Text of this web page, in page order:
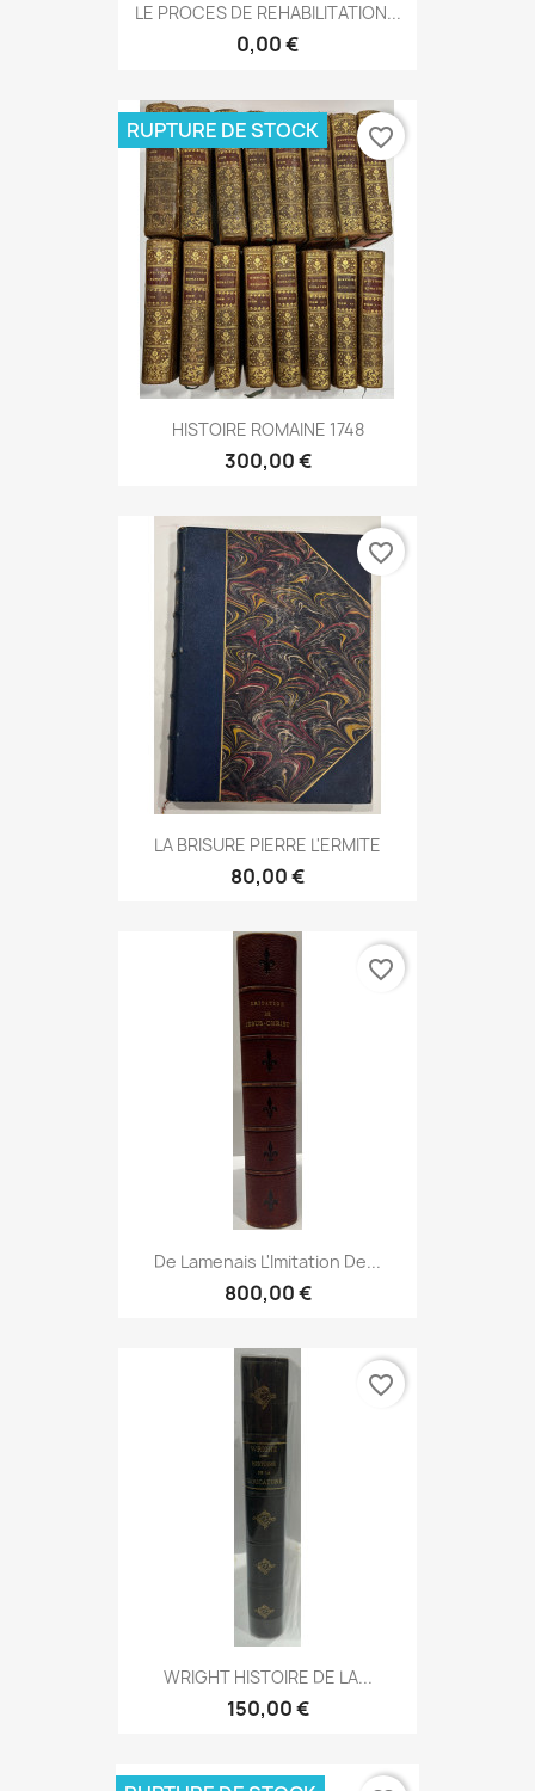
LE PROCES DE REHABILITATION...
0,00 €
HISTOIRE ROMAINE 1748
300,00 €
RUPTURE DE STOCK favorite_border
LA BRISURE PIERRE L'ERMITE
80,00 €
favorite_border
De Lamenais L'Imitation De...
800,00 €
favorite_border
WRIGHT HISTOIRE DE LA...
150,00 €
favorite_border